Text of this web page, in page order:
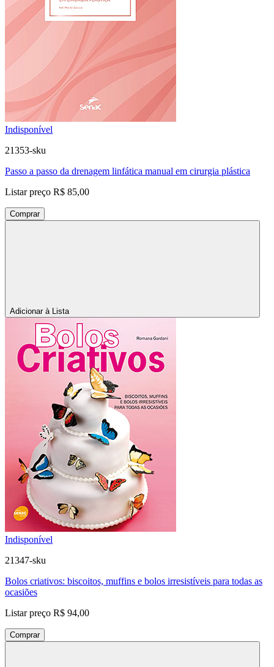
Indisponível
21353-sku
Passo a passo da drenagem linfática manual em cirurgia plástica
Listar preço R$ 85,00
Comprar
Adicionar à Lista
Indisponível
21347-sku
Bolos criativos: biscoitos, muffins e bolos irresistíveis para todas as
ocasiões
Listar preço R$ 94,00
Comprar